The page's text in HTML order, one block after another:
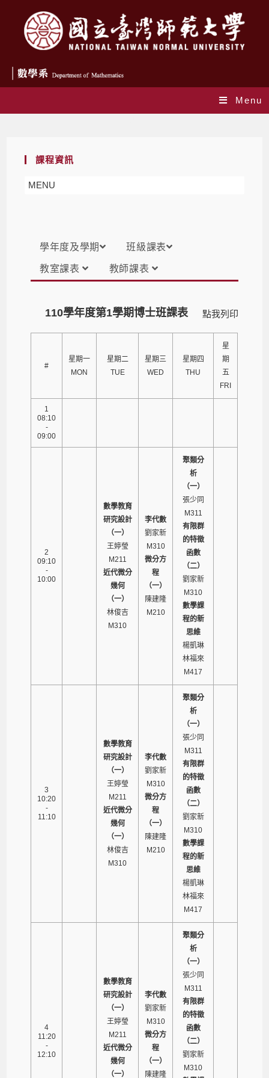
Menu
課程資訊
MENU
學年度及學期 班級課表
教室課表 教師課表
點我列印
110學年度第1學期博士班課表
#
星期一
MON
星期二
TUE
星期三
WED
星期四
THU
星
期
五
FRI
1
08:10
-
09:00
2
09:10
-
10:00
數學教育
研究設計
（一）
王婷瑩
M211
近代微分
幾何
（一）
林俊吉
M310
李代數
劉家新
M310
微分方
程
（一）
陳建隆
M210
聚類分
析
（一）
張少同
M311
有限群
的特徵
函數
（二）
劉家新
M310
數學課
程的新
思維
楊凱琳
林福來
M417
3
10:20
-
11:10
數學教育
研究設計
（一）
王婷瑩
M211
近代微分
幾何
（一）
林俊吉
M310
李代數
劉家新
M310
微分方
程
（一）
陳建隆
M210
聚類分
析
（一）
張少同
M311
有限群
的特徵
函數
（二）
劉家新
M310
數學課
程的新
思維
楊凱琳
林福來
M417
4
11:20
-
12:10
數學教育
研究設計
（一）
王婷瑩
M211
近代微分
幾何
（一）
李代數
劉家新
M310
微分方
程
（一）
陳建隆
聚類分
析
（一）
張少同
M311
有限群
的特徵
函數
（二）
劉家新
M310